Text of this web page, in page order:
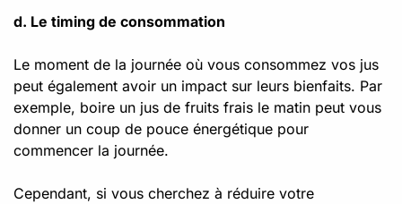
d. Le timing de consommation
Le moment de la journée où vous consommez vos jus
peut également avoir un impact sur leurs bienfaits. Par
exemple, boire un jus de fruits frais le matin peut vous
donner un coup de pouce énergétique pour
commencer la journée.
Cependant, si vous cherchez à réduire votre